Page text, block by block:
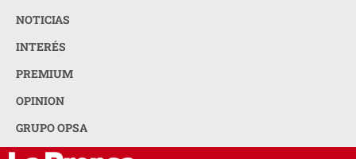
NOTICIAS
INTERÉS
PREMIUM
OPINION
GRUPO OPSA